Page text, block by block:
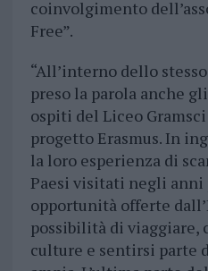
coinvolgimento
Free”.
“All’interno dello
preso la parola anche
ospiti del Liceo
progetto Erasmus. In
la loro esperienza di
Paesi visitati negli anni
opportunità offerte
possibilità di viaggiare,
culture e sentirsi parte